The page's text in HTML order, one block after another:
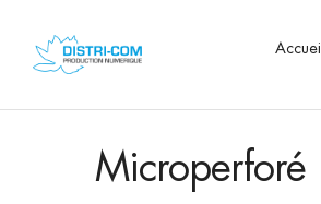
Accueil
Microperforé